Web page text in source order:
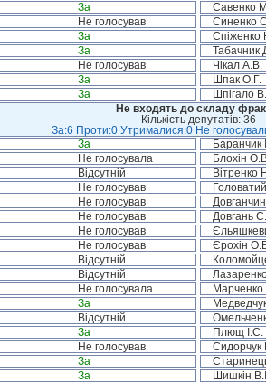
За Савенко
Не голосував Синенко
За
За Табачник
Не голосував Чікал А.В.
За Шпак О.Г.
За Шпігало
Не входять до складу
Кількість депутатів: 36
За:6 Проти:0 Утрималися:0 Не
За Баранчик
Не голосувала Блохін
Відсутній Вітренко
Не голосував
Не голосував
Не голосував Довгань
Не голосував
Не голосував Єрохін
Відсутній
Відсутній
Не голосувала Марченко
За
Відсутній
За Плющ І.С.
Не голосував
За
За Шишкін